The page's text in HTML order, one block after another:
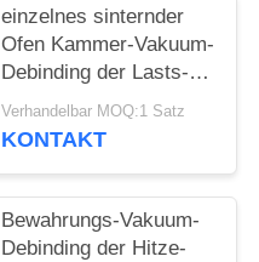
einzelnes sinternder
Ofen Kammer-Vakuum-
Debinding der Lasts-
500kg für Edelstahl
Verhandelbar MOQ:1 Satz
KONTAKT
Bewahrungs-Vakuum-
Debinding der Hitze-